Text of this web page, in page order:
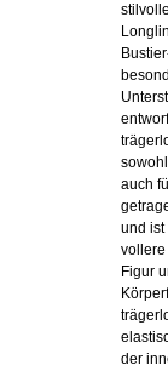
auch
und ist
vollere
Figur
der